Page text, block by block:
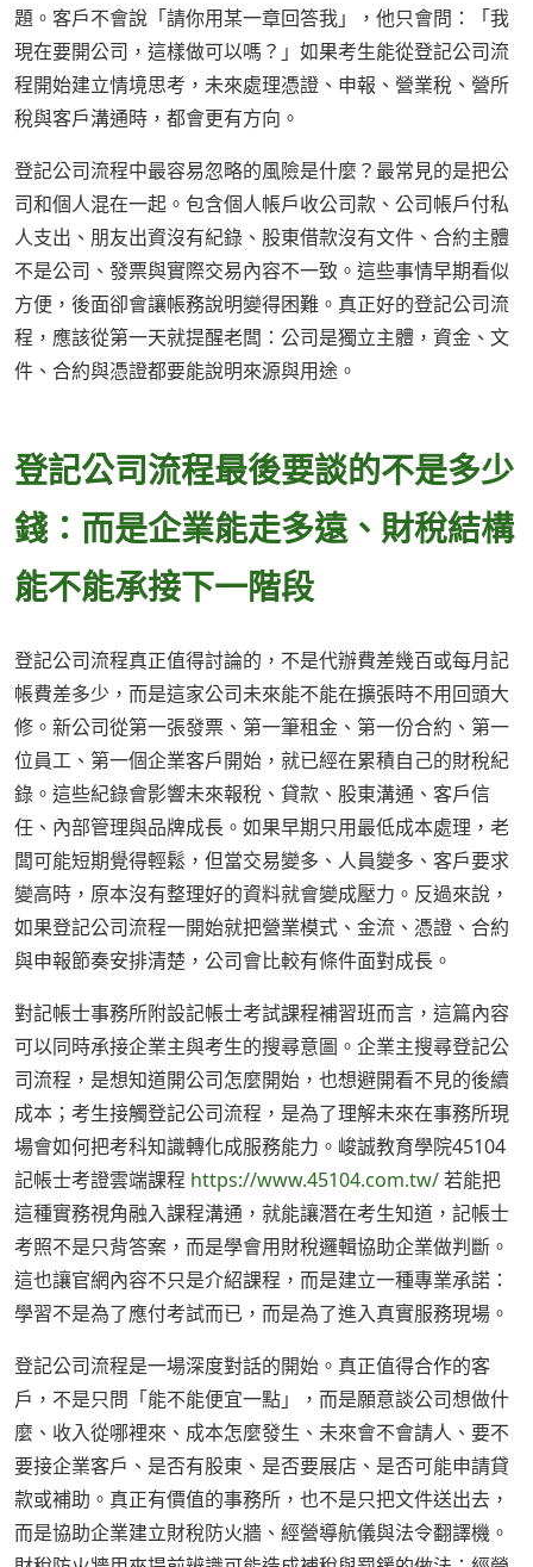
題。客戶不會說「請你用某一章回答我」，他只會問：「我
現在要開公司，這樣做可以嗎？」如果考生能從登記公司流
程開始建立情境思考，未來處理憑證、申報、營業稅、營所
稅與客戶溝通時，都會更有方向。
登記公司流程中最容易忽略的風險是什麼？最常見的是把公
司和個人混在一起。包含個人帳戶收公司款、公司帳戶付私
人支出、朋友出資沒有紀錄、股東借款沒有文件、合約主體
不是公司、發票與實際交易內容不一致。這些事情早期看似
方便，後面卻會讓帳務說明變得困難。真正好的登記公司流
程，應該從第一天就提醒老闆：公司是獨立主體，資金、文
件、合約與憑證都要能說明來源與用途。
登記公司流程最後要談的不是多少
錢：而是企業能走多遠、財稅結構
能不能承接下一階段
登記公司流程真正值得討論的，不是代辦費差幾百或每月記
帳費差多少，而是這家公司未來能不能在擴張時不用回頭大
修。新公司從第一張發票、第一筆租金、第一份合約、第一
位員工、第一個企業客戶開始，就已經在累積自己的財稅紀
錄。這些紀錄會影響未來報稅、貸款、股東溝通、客戶信
任、內部管理與品牌成長。如果早期只用最低成本處理，老
闆可能短期覺得輕鬆，但當交易變多、人員變多、客戶要求
變高時，原本沒有整理好的資料就會變成壓力。反過來說，
如果登記公司流程一開始就把營業模式、金流、憑證、合約
與申報節奏安排清楚，公司會比較有條件面對成長。
對記帳士事務所附設記帳士考試課程補習班而言，這篇內容
可以同時承接企業主與考生的搜尋意圖。企業主搜尋登記公
司流程，是想知道開公司怎麼開始，也想避開看不見的後續
成本；考生接觸登記公司流程，是為了理解未來在事務所現
場會如何把考科知識轉化成服務能力。峻誠教育學院45104
記帳士考證雲端課程 https://www.45104.com.tw/若能把
這種實務視角融入課程溝通，就能讓潛在考生知道，記帳士
考照不是只背答案，而是學會用財稅邏輯協助企業做判斷。
這也讓官網內容不只是介紹課程，而是建立一種專業承諾：
學習不是為了應付考試而已，而是為了進入真實服務現場。
登記公司流程是一場深度對話的開始。真正值得合作的客
戶，不是只問「能不能便宜一點」，而是願意談公司想做什
麼、收入從哪裡來、成本怎麼發生、未來會不會請人、要不
要接企業客戶、是否有股東、是否要展店、是否可能申請貸
款或補助。真正有價值的事務所，也不是只把文件送出去，
而是協助企業建立財稅防火牆、經營導航儀與法令翻譯機。